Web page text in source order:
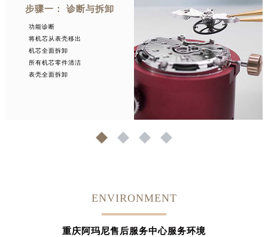
步骤一： 诊断与拆卸
功能诊断
将机芯从表壳移出
机芯全面拆卸
所有机芯零件清洁
表壳全面拆卸
1 2 3 4
ENVIRONMENT
重庆阿玛尼售后服务中心服务环境